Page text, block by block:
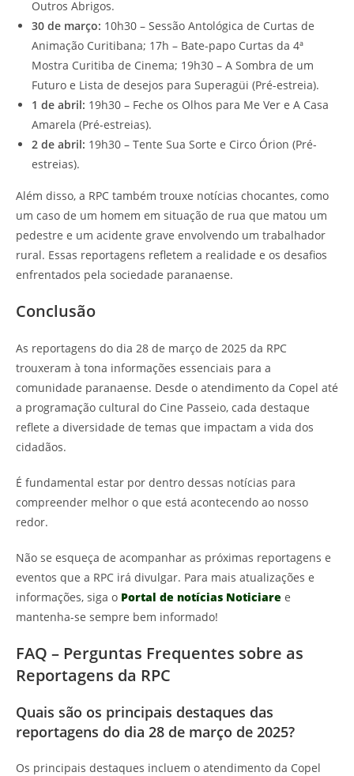
Outros Abrigos.
30 de março: 10h30 – Sessão Antológica de Curtas de
Animação Curitibana; 17h – Bate-papo Curtas da 4ª
Mostra Curitiba de Cinema; 19h30 – A Sombra de um
Futuro e Lista de desejos para Superagüi (Pré-estreia).
1 de abril: 19h30 – Feche os Olhos para Me Ver e A Casa
Amarela (Pré-estreias).
2 de abril: 19h30 – Tente Sua Sorte e Circo Órion (Pré-
estreias).
Além disso, a RPC também trouxe notícias chocantes, como
um caso de um homem em situação de rua que matou um
pedestre e um acidente grave envolvendo um trabalhador
rural. Essas reportagens refletem a realidade e os desafios
enfrentados pela sociedade paranaense.
Conclusão
As reportagens do dia 28 de março de 2025 da RPC
trouxeram à tona informações essenciais para a
comunidade paranaense. Desde o atendimento da Copel até
a programação cultural do Cine Passeio, cada destaque
reflete a diversidade de temas que impactam a vida dos
cidadãos.
É fundamental estar por dentro dessas notícias para
compreender melhor o que está acontecendo ao nosso
redor.
Não se esqueça de acompanhar as próximas reportagens e
eventos que a RPC irá divulgar. Para mais atualizações e
informações, siga o Portal de notícias Noticiare e
mantenha-se sempre bem informado!
FAQ – Perguntas Frequentes sobre as
Reportagens da RPC
Quais são os principais destaques das
reportagens do dia 28 de março de 2025?
Os principais destaques incluem o atendimento da Copel